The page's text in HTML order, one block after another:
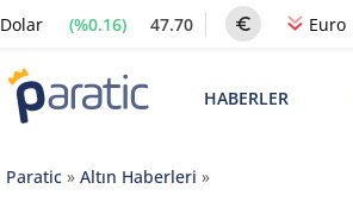
Dolar (%0.16) 47.70 Euro
HABERLER
Paratic» Altın Haberleri »